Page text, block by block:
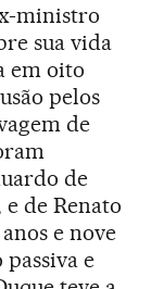
ministro
sua vida
em oito
pelos
de
de
de Renato
e nove
e